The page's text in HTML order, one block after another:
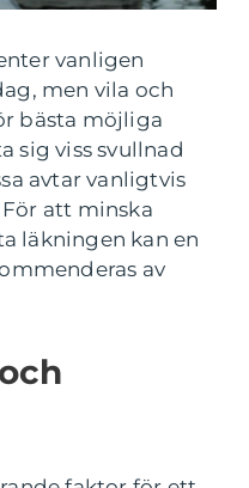
vanligen
men vila och
bästa möjliga
sig viss svullnad
avtar vanligtvis
att minska
läkningen kan en
av